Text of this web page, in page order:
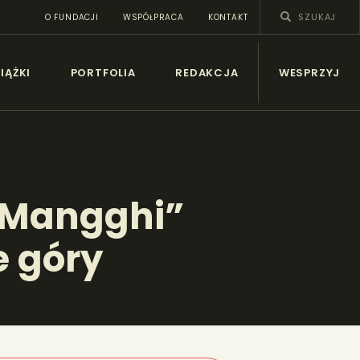
O FUNDACJI WSPÓŁPRACA KONTAKT
PORTFOLIA REDAKCJA WESPRZYJ
góry